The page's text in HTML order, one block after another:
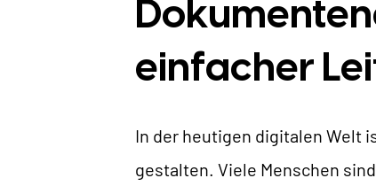
einfacher
In der heutigen digitalen Welt
gestalten. Viele Menschen